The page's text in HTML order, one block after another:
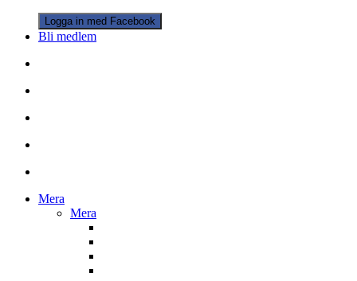
Logga in med Facebook
Bli medlem
Mera
Mera